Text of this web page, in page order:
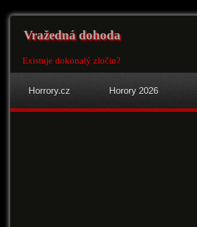
Vražedná dohoda
Existuje dokonalý zločin?
Horrory.cz Horory 2026